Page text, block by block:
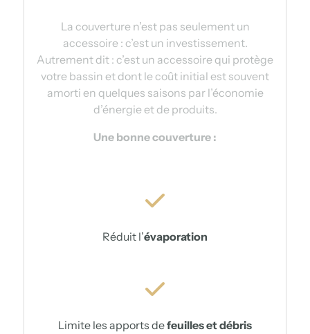
La couverture n’est pas seulement un
accessoire : c’est un investissement.
Autrement dit : c’est un accessoire qui protège
votre bassin et dont le coût initial est souvent
amorti en quelques saisons par l’économie
d’énergie et de produits.
Une bonne couverture :
Réduit l’évaporation
Limite les apports defeuilles et débris